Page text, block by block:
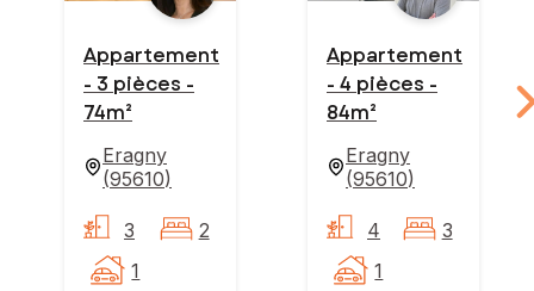
Appartement
- 3 pièces -
74m²
Eragny
(95610)
3
2
1
Appartement
- 4 pièces -
84m²
Eragny
(95610)
4
3
1